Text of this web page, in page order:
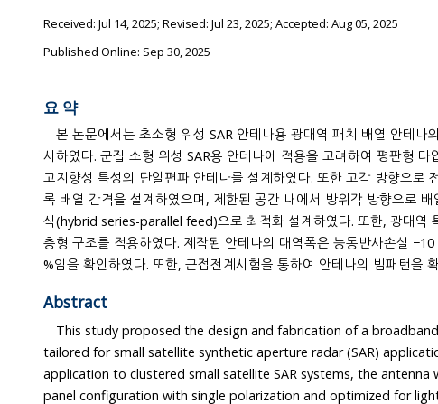
Received: Jul 14, 2025; Revised: Jul 23, 2025; Accepted: Aug 05, 2025
Published Online: Sep 30, 2025
요 약
본 논문에서는 초소형 위성 SAR 안테나용 광대역 패치 배열 안테나
시하였다. 군집 소형 위성 SAR용 안테나에 적용을 고려하여 평판형 타입이며, 경량화, 광대역 및
고지향성 특성의 단일편파 안테나를 설계하였다. 또한 고각 방향으로
록 배열 간격을 설계하였으며, 제한된 공간 내에서 방위각 방향으로 배열하기 위해 혼합 급전 방
식(hybrid series-parallel feed)으로 최적화 설계하였다. 또한, 광대역 특성을 만족하기 위해 적
층형 구조를 적용하였다. 제작된 안테나의 대역폭은 능동반사손실 −10 dB 이하 기준에서,
%임을 확인하였다. 또한, 근접전계시험을 통하여 안테나의 빔패턴을
Abstract
This study proposed the design and fabrication of a
tailored for small satellite synthetic aperture radar (SAR) applications.
application to clustered small satellite SAR systems, the antenna was designed in a flat-
panel configuration with single polarization and optimized for lightweight, broadband,